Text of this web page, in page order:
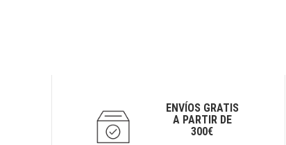
ENVÍOS GRATIS
A PARTIR DE
300€